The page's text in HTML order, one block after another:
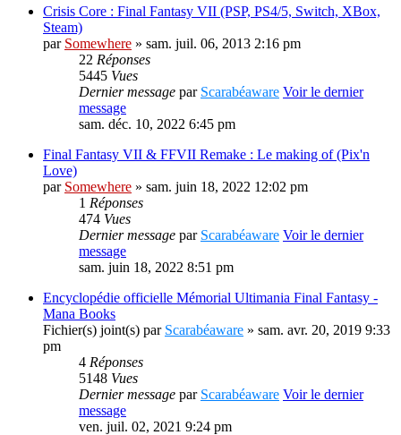
Crisis Core : Final Fantasy VII (PSP, PS4/5, Switch, XBox,
Steam)
par Somewhere » sam. juil. 06, 2013 2:16 pm
22 Réponses
5445 Vues
Dernier message par Scarabéaware Voir le dernier
message
sam. déc. 10, 2022 6:45 pm
Final Fantasy VII & FFVII Remake : Le making of (Pix'n
Love)
par Somewhere » sam. juin 18, 2022 12:02 pm
1 Réponses
474 Vues
Dernier message par Scarabéaware Voir le dernier
message
sam. juin 18, 2022 8:51 pm
Encyclopédie officielle Mémorial Ultimania Final Fantasy -
Mana Books
Fichier(s) joint(s) par Scarabéaware » sam. avr. 20, 2019 9:33
pm
4 Réponses
5148 Vues
Dernier message par Scarabéaware Voir le dernier
message
ven. juil. 02, 2021 9:24 pm